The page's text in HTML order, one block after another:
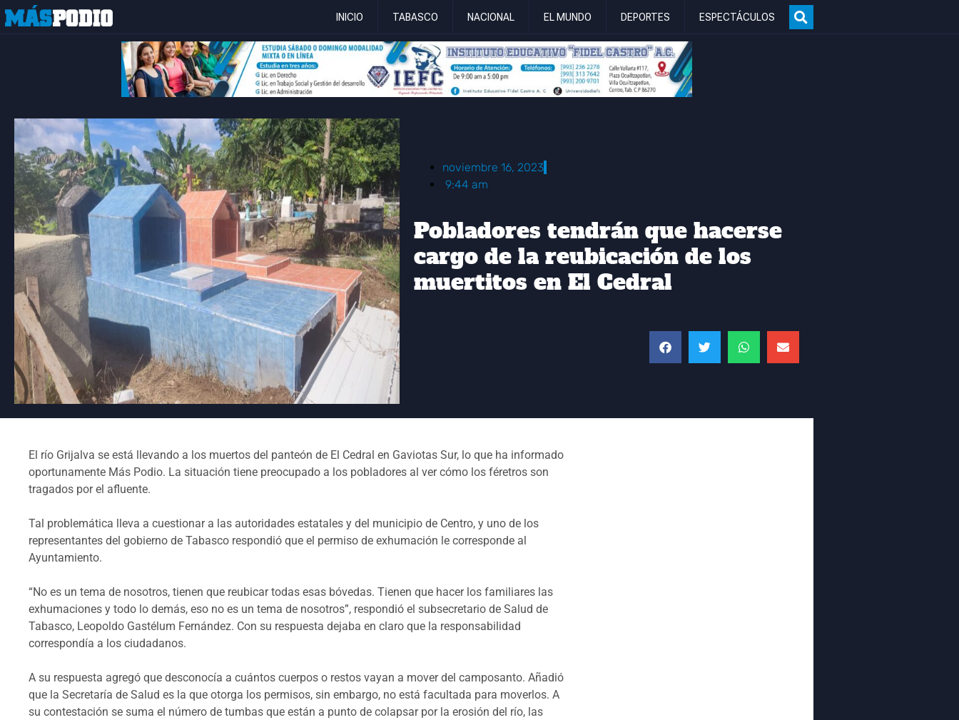
INICIO TABASCO NACIONAL EL MUNDO DEPORTES ESPECTÁCULOS
noviembre 16, 2023
9:44 am
Pobladores tendrán que hacerse
cargo de la reubicación de los
muertitos en El Cedral
El río Grijalva se está llevando a los muertos del panteón de El Cedral en Gaviotas Sur, lo que ha informado
oportunamente Más Podio. La situación tiene preocupado a los pobladores al ver cómo los féretros son
tragados por el afluente.
Tal problemática lleva a cuestionar a las autoridades estatales y del municipio de Centro, y uno de los
representantes del gobierno de Tabasco respondió que el permiso de exhumación le corresponde al
Ayuntamiento.
“No es un tema de nosotros, tienen que reubicar todas esas bóvedas. Tienen que hacer los familiares las
exhumaciones y todo lo demás, eso no es un tema de nosotros”, respondió el subsecretario de Salud de
Tabasco, Leopoldo Gastélum Fernández. Con su respuesta dejaba en claro que la responsabilidad
correspondía a los ciudadanos.
A su respuesta agregó que desconocía a cuántos cuerpos o restos vayan a mover del camposanto. Añadió
que la Secretaría de Salud es la que otorga los permisos, sin embargo, no está facultada para moverlos. A
su contestación se suma el número de tumbas que están a punto de colapsar por la erosión del río, las